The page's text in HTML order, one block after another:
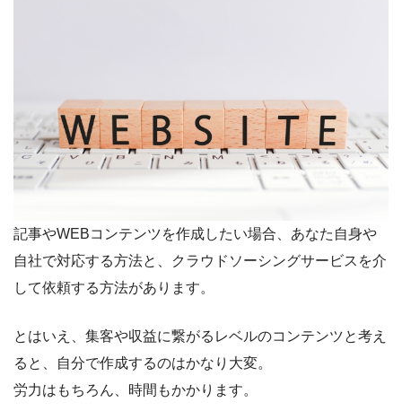
記事やWEBコンテンツを作成したい場合、あなた自身や
自社で対応する方法と、クラウドソーシングサービスを介
して依頼する方法があります。
とはいえ、集客や収益に繋がるレベルのコンテンツと考え
ると、自分で作成するのはかなり大変。
労力はもちろん、時間もかかります。